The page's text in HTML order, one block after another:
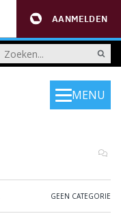
AANMELDEN
MENU
GEEN CATEGORIE